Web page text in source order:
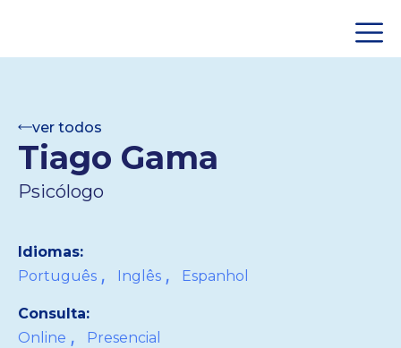
ver todos
Tiago Gama
Psicólogo
Idiomas:
Português , Inglês , Espanhol
Consulta:
Online , Presencial